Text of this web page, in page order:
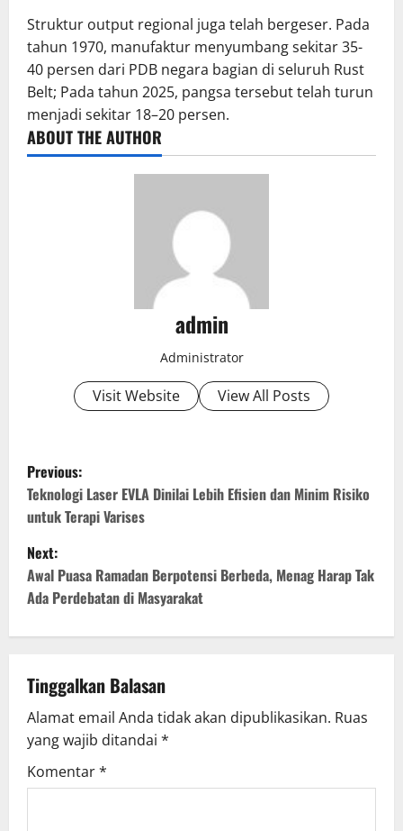
Struktur output regional juga telah bergeser. Pada
tahun 1970, manufaktur menyumbang sekitar 35-
40 persen dari PDB negara bagian di seluruh Rust
Belt; Pada tahun 2025, pangsa tersebut telah turun
menjadi sekitar 18–20 persen.
ABOUT THE AUTHOR
admin
Administrator
Visit Website View All Posts
P
o
s
t
n
v
i
g
Previous:
Teknologi Laser EVLA Dinilai Lebih Efisien dan Minim Risiko
untuk Terapi Varises
Next:
Awal Puasa Ramadan Berpotensi Berbeda, Menag Harap Tak
Ada Perdebatan di Masyarakat
Tinggalkan Balasan
Alamat email Anda tidak akan dipublikasikan. Ruas
yang wajib ditandai *
Komentar*